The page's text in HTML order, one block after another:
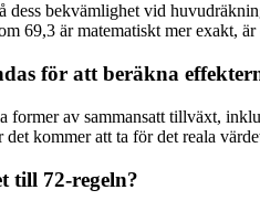
dess bekvämlighet vid
69,3 är matematiskt mer exakt,
för att beräkna
former av sammansatt tillväxt,
kommer att ta för det reala
till 72-regeln?